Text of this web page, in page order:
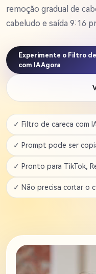
remoção gradual de
cabeludo e saída 9:16
Experimente o Filtro
com IA Agora
✓ Filtro de careca com
✓ Prompt pode ser
✓ Pronto para TikTok,
✓ Não precisa cortar o